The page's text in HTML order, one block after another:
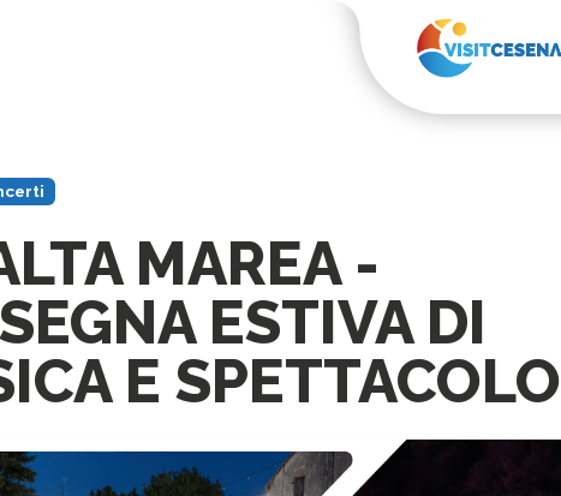
MAREA -
ESTIVA DI
E SPETTACOLO